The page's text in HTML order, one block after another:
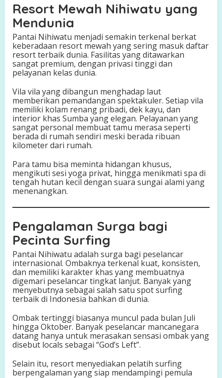
Resort Mewah Nihiwatu yang
Mendunia
Pantai Nihiwatu menjadi semakin terkenal berkat
keberadaan resort mewah yang sering masuk daftar
resort terbaik dunia. Fasilitas yang ditawarkan
sangat premium, dengan privasi tinggi dan
pelayanan kelas dunia.
Vila vila yang dibangun menghadap laut
memberikan pemandangan spektakuler. Setiap vila
memiliki kolam renang pribadi, dek kayu, dan
interior khas Sumba yang elegan. Pelayanan yang
sangat personal membuat tamu merasa seperti
berada di rumah sendiri meski berada ribuan
kilometer dari rumah.
Para tamu bisa meminta hidangan khusus,
mengikuti sesi yoga privat, hingga menikmati spa di
tengah hutan kecil dengan suara sungai alami yang
menenangkan.
Pengalaman Surga bagi
Pecinta Surfing
Pantai Nihiwatu adalah surga bagi peselancar
internasional. Ombaknya terkenal kuat, konsisten,
dan memiliki karakter khas yang membuatnya
digemari peselancar tingkat lanjut. Banyak yang
menyebutnya sebagai salah satu spot surfing
terbaik di Indonesia bahkan di dunia.
Ombak tertinggi biasanya muncul pada bulan Juli
hingga Oktober. Banyak peselancar mancanegara
datang hanya untuk merasakan sensasi ombak yang
disebut locals sebagai “God’s Left”.
Selain itu, resort menyediakan pelatih surfing
berpengalaman yang siap mendampingi pemula